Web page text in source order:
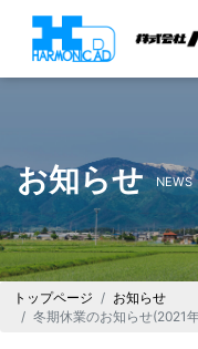
お知らせ NEWS
トップページ
お知らせ
冬期休業のお知らせ(2021